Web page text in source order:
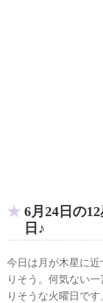
6月24日の
日♪
今日は月が木星に
りそう。何気ない
りそうな火曜日で